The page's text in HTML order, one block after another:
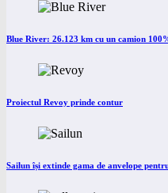
Blue River: 26.123 km cu un camion
Proiectul Revoy prinde contur
Sailun își extinde gama de anvelope